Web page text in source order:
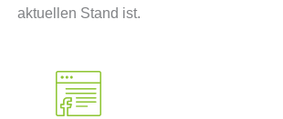
aktuellen Stand ist.